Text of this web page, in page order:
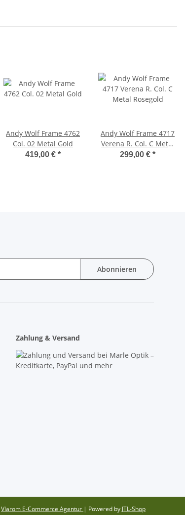
Andy Wolf Frame 4762
Col. 02 Metal Gold
419,00 € *
Andy Wolf Frame 4717
Verena R. Col. C Metal
Rosegold
299,00 € *
Abonnieren
Zahlung & Versand
Vlarom E-Commerce Agentur | Powered by JTL-Shop